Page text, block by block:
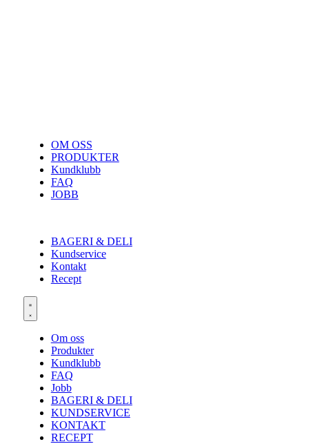
OM OSS
PRODUKTER
Kundklubb
FAQ
JOBB
BAGERI & DELI
Kundservice
Kontakt
Recept
Om oss
Produkter
Kundklubb
FAQ
Jobb
BAGERI & DELI
KUNDSERVICE
KONTAKT
RECEPT